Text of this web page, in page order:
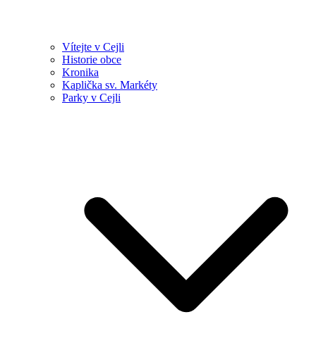
Vítejte v Cejli
Historie obce
Kronika
Kaplička sv. Markéty
Parky v Cejli